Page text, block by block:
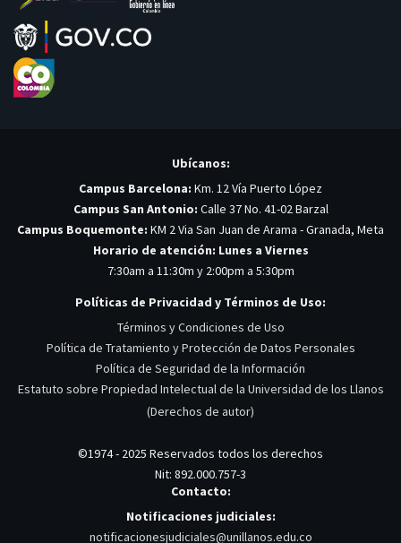
Ubícanos:
Campus Barcelona: Km. 12 Vía Puerto López
Campus San Antonio: Calle 37 No. 41-02 Barzal
Campus Boquemonte: KM 2 Via San Juan de Arama - Granada, Meta
Horario de atención: Lunes a Viernes
7:30am a 11:30m y 2:00pm a 5:30pm
Políticas de Privacidad y Términos de Uso:
Términos y Condiciones de Uso
Política de Tratamiento y Protección de Datos Personales
Política de Seguridad de la Información
Estatuto sobre Propiedad Intelectual de la Universidad de los Llanos
(Derechos de autor)
©1974 - 2025 Reservados todos los derechos
Nit: 892.000.757-3
Contacto:
Notificaciones judiciales:
notificacionesjudiciales@unillanos.edu.co